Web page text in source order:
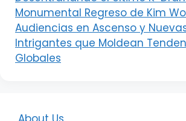
Monumental Regreso de Kim
Audiencias en Ascenso y
Intrigantes que Moldean
Globales